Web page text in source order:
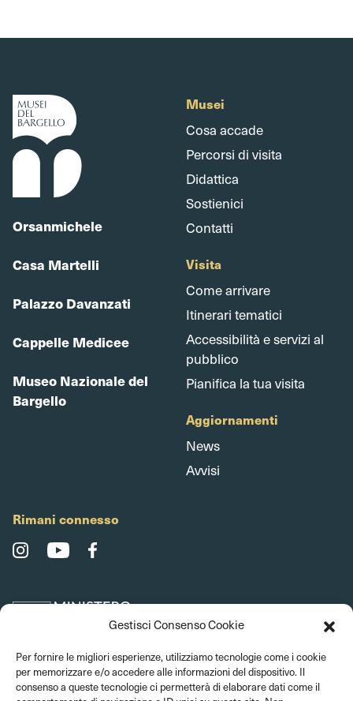
Gestisci Consenso Cookie
Per fornire le migliori esperienze, utilizziamo tecnologie come i cookie
per memorizzare e/o accedere alle informazioni del dispositivo. Il
consenso a queste tecnologie ci permetterà di elaborare dati come il
Orsanmichele
Casa Martelli
Palazzo Davanzati
Cappelle Medicee
Museo Nazionale del
Bargello
Musei
Cosa accade
Percorsi di visita
Didattica
Sostienici
Contatti
Visita
Come arrivare
Itinerari tematici
Accessibilità e servizi al
pubblico
Pianifica la tua visita
Aggiornamenti
News
Avvisi
Rimani connesso